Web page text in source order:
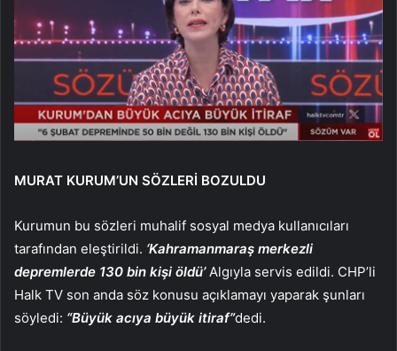
MURAT KURUM’UN SÖZLERİ BOZULDU
Kurumun bu sözleri muhalif sosyal medya kullanıcıları
tarafından eleştirildi. ‘Kahramanmaraş merkezli
depremlerde 130 bin kişi öldü’Algıyla servis edildi. CHP’li
Halk TV son anda söz konusu açıklamayı yaparak şunları
söyledi: “Büyük acıya büyük itiraf”dedi.